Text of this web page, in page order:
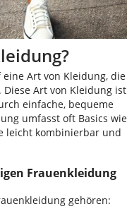
Art von Kleidung, die
Art von Kleidung ist
einfache, bequeme
umfasst oft Basics wie
leicht kombinierbar und
Frauenkleidung
gehören: